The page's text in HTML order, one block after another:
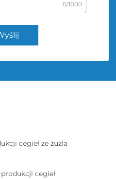
0/1000
cegieł ze żużla
cegieł